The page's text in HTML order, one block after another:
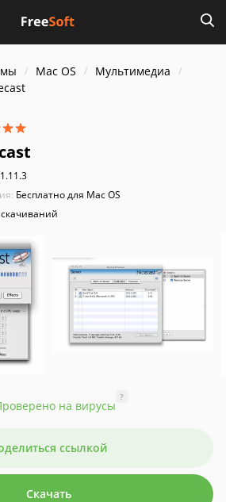
Mac OS
Мультимедиа
1.11.3
Бесплатно для Mac OS
на вирусы
?
ссылкой
Скачать